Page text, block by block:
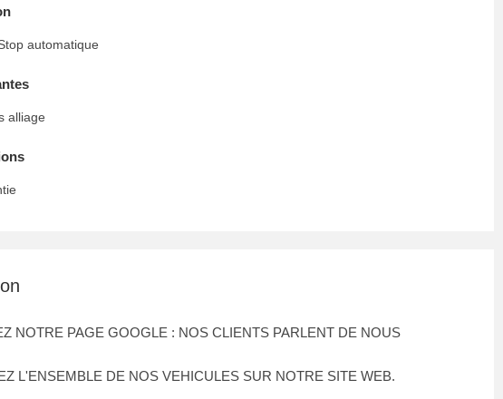
automatique
alliage
NOTRE PAGE GOOGLE : NOS CLIENTS PARLENT DE NOUS
L'ENSEMBLE DE NOS VEHICULES SUR NOTRE SITE WEB.